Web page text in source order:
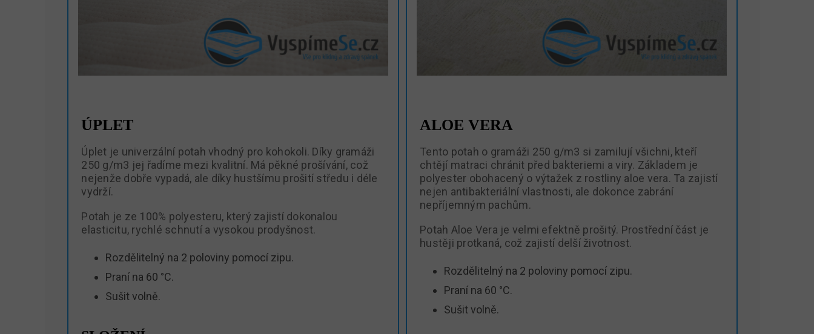
ÚPLET
Úplet je univerzální potah vhodný pro kohokoli. Díky gramáži
250 g/m3 jej řadíme mezi kvalitní. Má pěkné prošívání, což
nejenže dobře vypadá, ale díky hustšímu prošití středu i déle
vydrží.
Potah je ze 100% polyesteru, který zajistí dokonalou
elasticitu, rychlé schnutí a vysokou prodyšnost.
Rozdělitelný na 2 poloviny pomocí zipu.
Praní na 60 °C.
Sušit volně.
ALOE VERA
Tento potah o gramáži 250 g/m3 si zamilují všichni, kteří
chtějí matraci chránit před bakteriemi a viry. Základem je
polyester obohacený o výtažek z rostliny aloe vera. Ta zajistí
nejen antibakteriální vlastnosti, ale dokonce zabrání
nepříjemným pachům.
Potah Aloe Vera je velmi efektně prošitý. Prostřední část je
hustěji protkaná, což zajistí delší životnost.
Rozdělitelný na 2 poloviny pomocí zipu.
Praní na 60 °C.
Sušit volně.